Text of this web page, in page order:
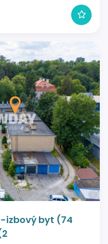
izbový byt (74